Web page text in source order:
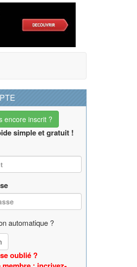
encore inscrit ?
simple et gratuit !
automatique ?
oublié ?